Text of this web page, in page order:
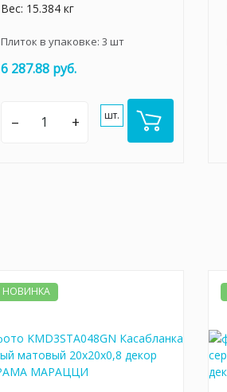
Вес: 15.384 кг
Плиток в упаковке: 3 шт
6 287.88 руб.
– + шт.
НОВИНКА